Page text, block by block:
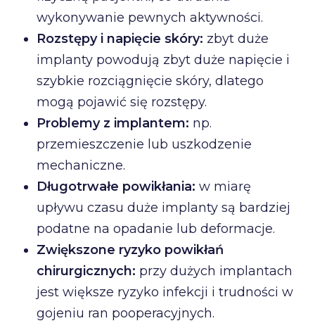
wykonywanie pewnych aktywności.
Rozstępy i napięcie skóry: zbyt duże
implanty powodują zbyt duże napięcie i
szybkie rozciągnięcie skóry, dlatego
mogą pojawić się rozstępy.
Problemy z implantem: np.
przemieszczenie lub uszkodzenie
mechaniczne.
Długotrwałe powikłania: w miarę
upływu czasu duże implanty są bardziej
podatne na opadanie lub deformacje.
Zwiększone ryzyko powikłań
chirurgicznych: przy dużych implantach
jest większe ryzyko infekcji i trudności w
gojeniu ran pooperacyjnych.